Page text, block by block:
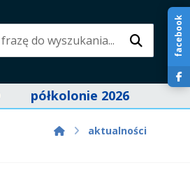
półkolonie 2026
aktualności
facebook